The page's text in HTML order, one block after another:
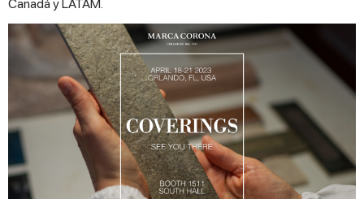
Canadá y LATAM.